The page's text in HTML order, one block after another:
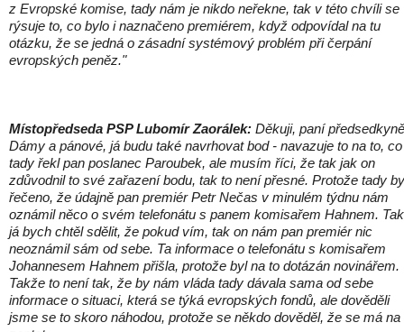
z Evropské komise, tady nám je nikdo neřekne, tak v této chvíli se
rýsuje to, co bylo i naznačeno premiérem, když odpovídal na tu
otázku, že se jedná o zásadní systémový problém při čerpání
evropských peněz."
Místopředseda PSP Lubomír Zaorálek: Děkuji, paní
Dámy a pánové, já budu také navrhovat bod - navazuje to na to, co
tady řekl pan poslanec Paroubek, ale musím říci, že tak jak on
zdůvodnil to své zařazení bodu, tak to není přesné. Protože tady
řečeno, že údajně pan premiér Petr Nečas v minulém týdnu nám
oznámil něco o svém telefonátu s panem komisařem Hahnem. Tak
já bych chtěl sdělit, že pokud vím, tak on nám pan premiér nic
neoznámil sám od sebe. Ta informace o telefonátu s komisařem
Johannesem Hahnem přišla, protože byl na to dotázán novinářem.
Takže to není tak, že by nám vláda tady dávala sama od sebe
informace o situaci, která se týká evropských fondů, ale dověděli
jsme se to skoro náhodou, protože se někdo dověděl, že se má na